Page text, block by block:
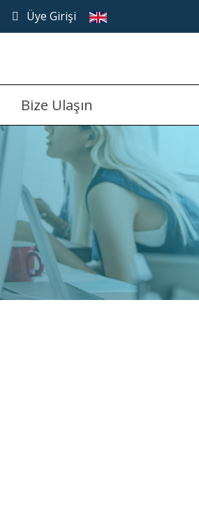
Üye Girişi
(current)
Bize Ulaşın